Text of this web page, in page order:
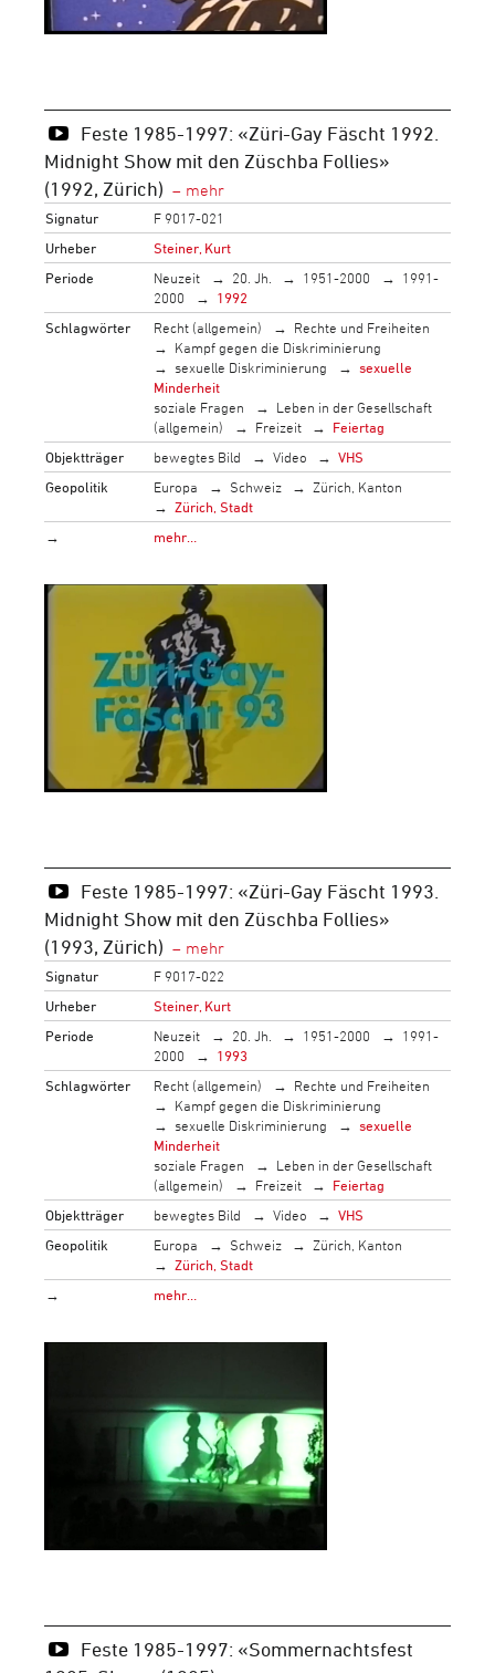
Feste 1985-1997: «Züri-Gay Fäscht 1992.
Midnight Show mit den Züschba Follies»
(1992, Zürich)
Signatur
F 9017-021
Urheber
Steiner, Kurt
Periode
Neuzeit 20. Jh. 1951-2000
1991-
2000
1992
Schlagwörter
Recht (allgemein)
Rechte und Freiheiten
Kampf gegen die Diskriminierung
sexuelle Diskriminierung
sexuelle
Minderheit
soziale Fragen
Leben in der Gesellschaft
(allgemein)
Freizeit
Feiertag
Objektträger
bewegtes Bild Video
VHS
Geopolitik
Europa Schweiz
Zürich, Kanton
Zürich, Stadt
→
mehr…
Feste 1985-1997: «Züri-Gay Fäscht 1993.
Midnight Show mit den Züschba Follies»
(1993, Zürich)
Signatur
F 9017-022
Urheber
Steiner, Kurt
Periode
Neuzeit 20. Jh. 1951-2000
1991-
2000
1993
Schlagwörter
Recht (allgemein)
Rechte und Freiheiten
Kampf gegen die Diskriminierung
sexuelle Diskriminierung
sexuelle
Minderheit
soziale Fragen
Leben in der Gesellschaft
(allgemein)
Freizeit
Feiertag
Objektträger
bewegtes Bild Video
VHS
Geopolitik
Europa Schweiz
Zürich, Kanton
Zürich, Stadt
→
mehr…
Feste 1985-1997: «Sommernachtsfest